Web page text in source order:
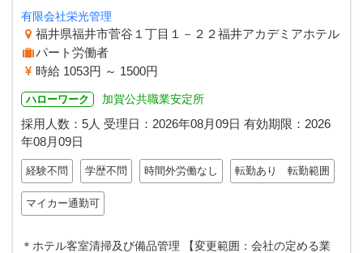
有限会社栄光管理
福井県福井市菅谷１丁目１－２２福井アカデミアホテル
パート労働者
時給 1053円 ～ 1500円
ハローワーク 加賀公共職業安定所
採用人数：5人 受理日： 2026年08月09日 有効期限： 2026
年08月09日
経験不問 学歴不問 時間外労働なし 転勤あり 転勤範囲
マイカー通勤可
＊ホテル客室清掃及び備品管理 【変更範囲：会社の定める業